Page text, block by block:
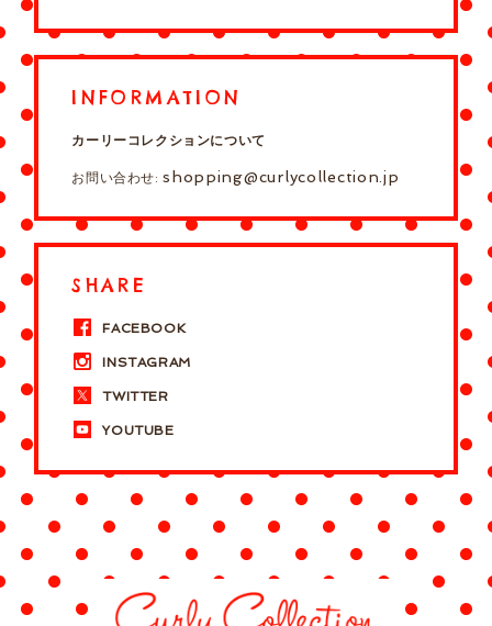
INFORMATION
カーリーコレクションについて
お問い合わせ:shopping@curlycollection.jp
SHARE
FACEBOOK
INSTAGRAM
TWITTER
YOUTUBE